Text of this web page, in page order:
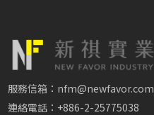
服務信箱：nfm@newfavor.com
連絡電話：+886-2-25775038